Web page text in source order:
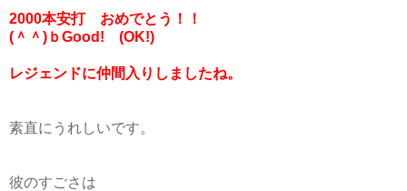
2000本安打 おめでとう！！
(＾＾)ｂGood! (OK!)
レジェンドに仲間入りしましたね。
素直にうれしいです。
彼のすごさは